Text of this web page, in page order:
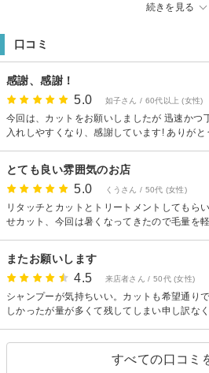
続きを見る
す。髪や頭皮のお悩みなど、じっくりとご相
【アクセス】
地下鉄東西線：薬師堂駅北1出口を出て、直
手前の交差点を左に曲がり直進すると右手に
口コミ
感謝、感謝！
5.0 如子さん / 60代以上 (女性)
今回は、カットをお願いしましたが 迅速かつ
入れしやすくなり、感謝しています! ありがと
とても良い雰囲気のお店
5.0 くうさん / 50代 (女性)
リタッチとカットとトリートメントしてもら
せカット、今回は暑くなってきたので毛量を
またお願いします
4.5 来店者さん / 50代 (女性)
シャンプーが気持ちいい。カットも希望通り
しかったが量が多くて残してしまい申し訳なく
すべての口コミ